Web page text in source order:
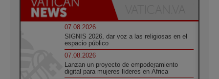
07.08.2026
SIGNIS 2026, dar voz a las religiosas en el
espacio público
07.08.2026
Lanzan un proyecto de empoderamiento
digital para mujeres líderes en África